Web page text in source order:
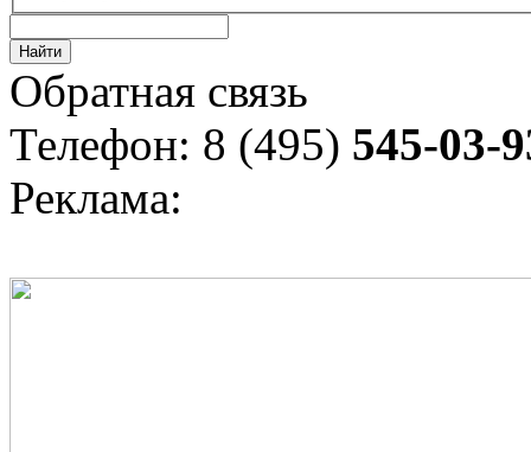
Обратная связь
Телефон: 8 (495) 545-03-
Реклама: